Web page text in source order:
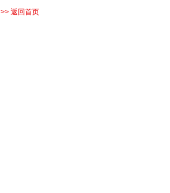
>> 返回首页